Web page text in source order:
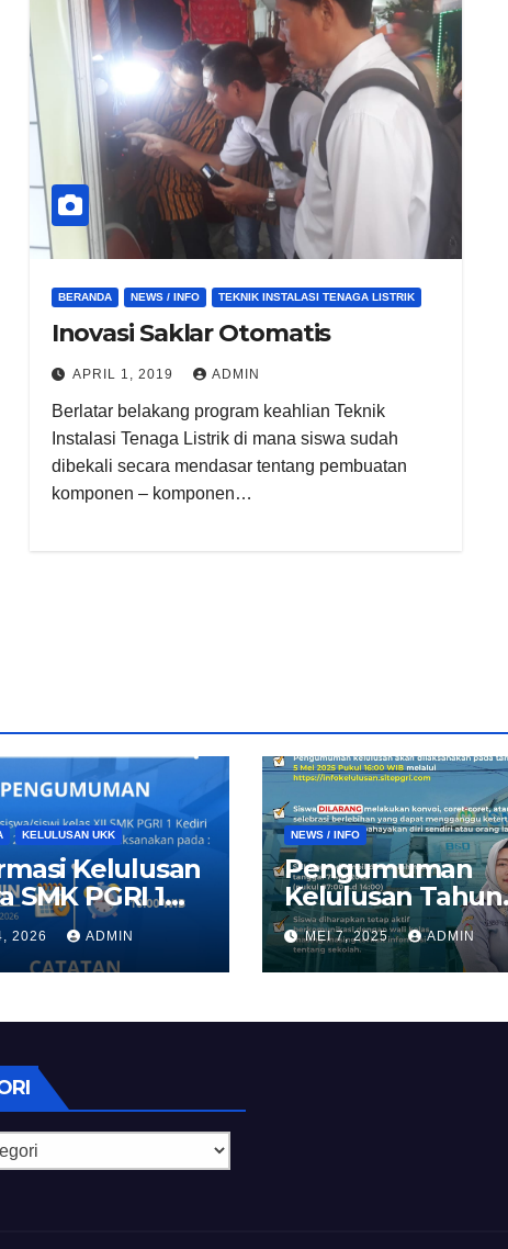
BERANDA NEWS / INFO TEKNIK INSTALASI TENAGA LISTRIK
Inovasi Saklar Otomatis
APRIL 1, 2019 ADMIN
Berlatar belakang program keahlian Teknik
Instalasi Tenaga Listrik di mana siswa sudah
dibekali secara mendasar tentang pembuatan
komponen – komponen…
KELULUSAN UKK
Kelulusan
SMK PGRI 1
2026
2026 ADMIN
NEWS / INFO
Pengumuman
Kelulusan Tahun
Ajaran 2024/2025
MEI 7, 2025 ADMIN